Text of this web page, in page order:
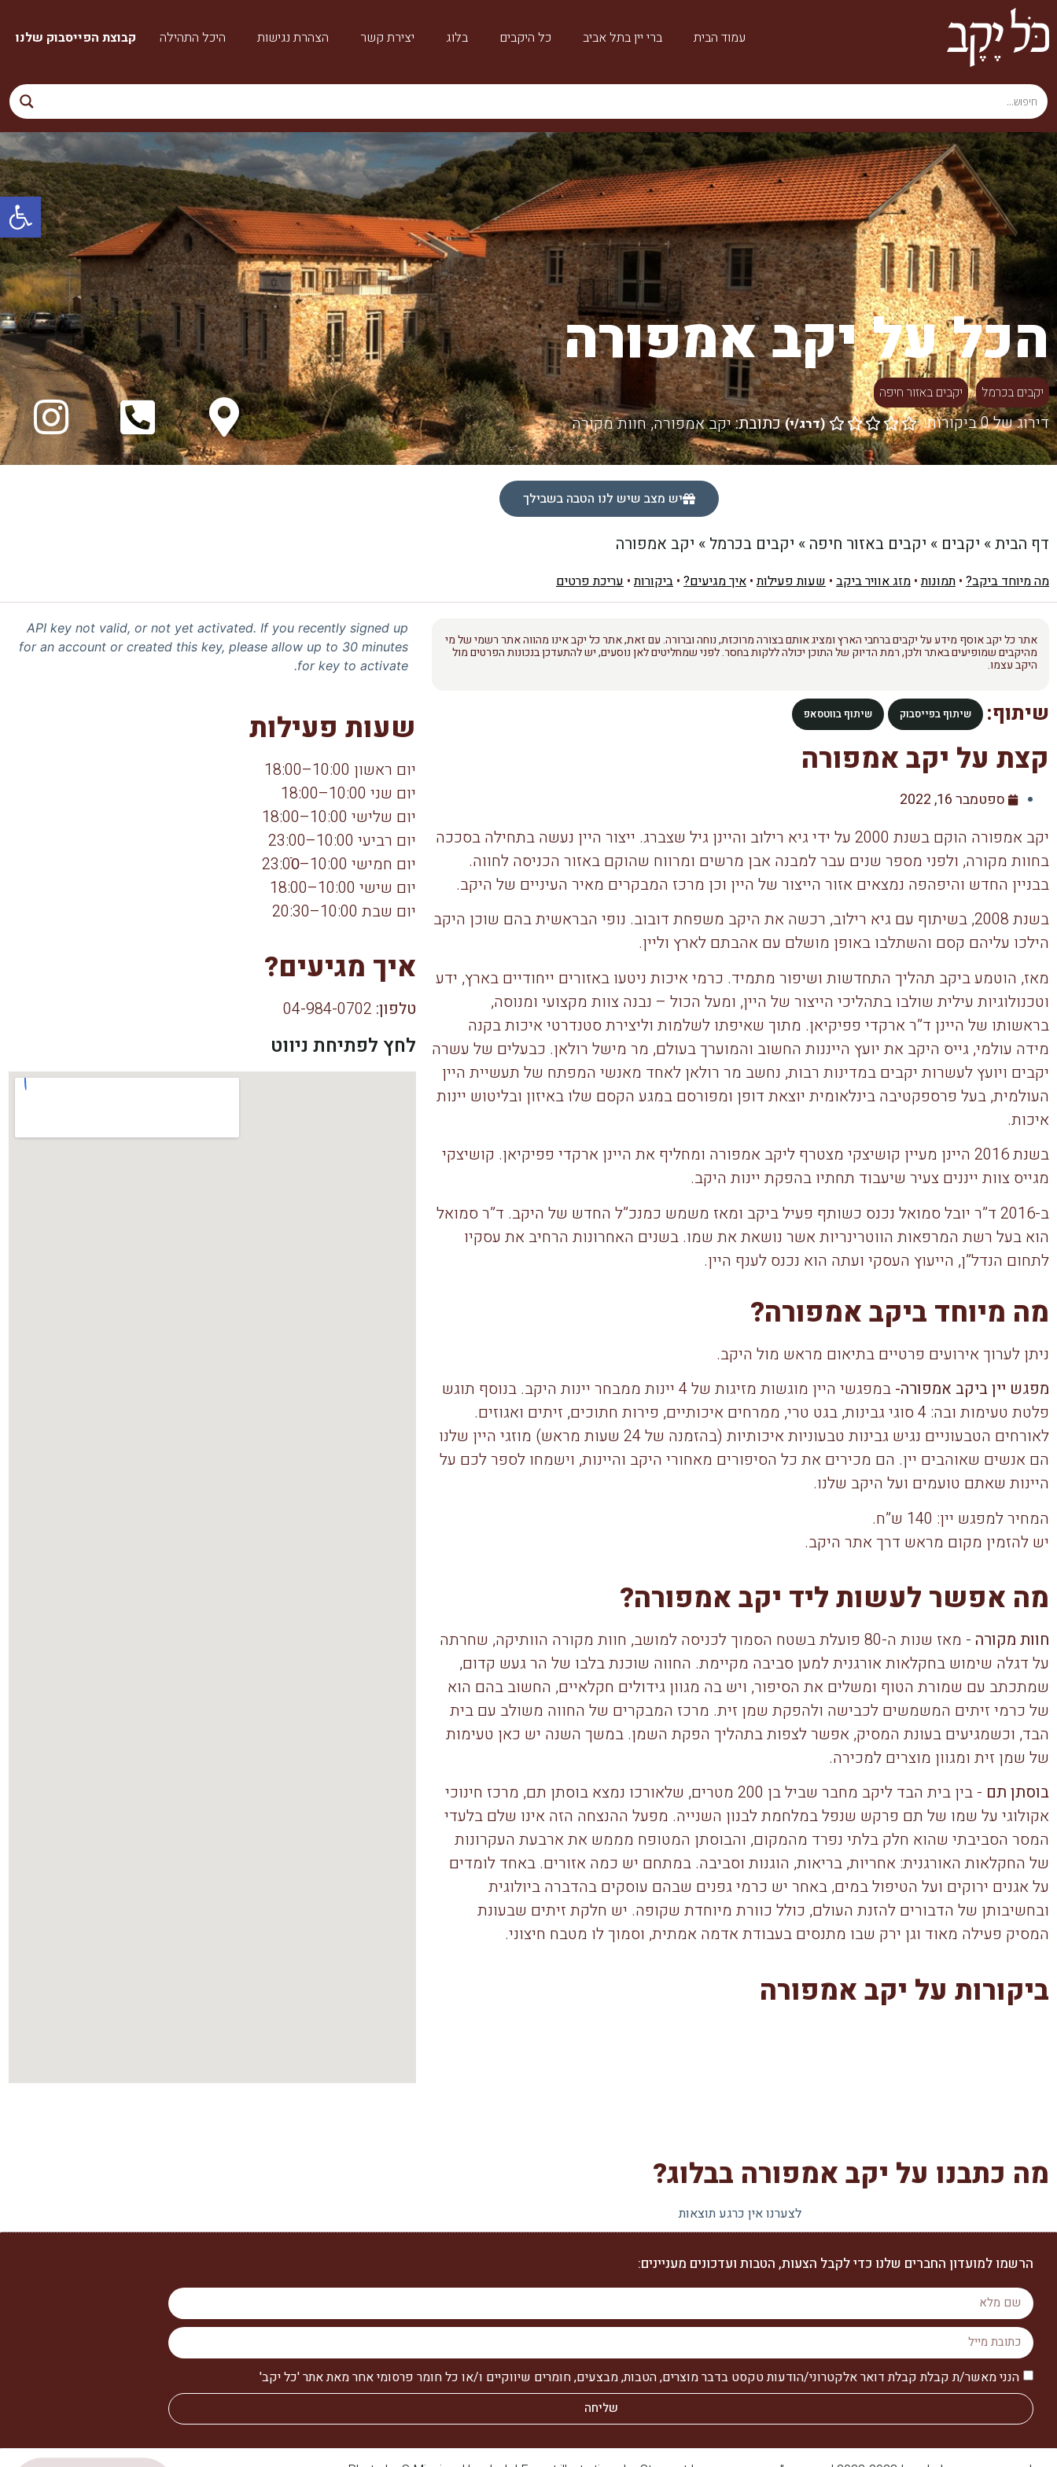
עמוד הבית ברי יין בתל אביב כל היקבים בלוג יצירת קשר הצהרת נגישות היכל התהילה קבוצת הפייסבוק שלנו
הכל על יקב אמפורה
יקבים בכרמל יקבים באזור חיפה
דירוג של 0 ביקורות: 




(דרג/י) כתובת:יקב אמפורה, חוות מקורה
יש מצב שיש לנו הטבה בשבילך
דף הבית» יקבים » יקבים באזור חיפה » יקבים בכרמל » יקב אמפורה
מה מיוחד ביקב? • תמונות• מזג אוויר ביקב • שעות פעילות• איך מגיעים? • ביקורות• עריכת פרטים
אתר כל יקב אוסף מידע על יקבים ברחבי הארץ ומציג אותם בצורה מרוכזת, נוחה וברורה. עם זאת, אתר כל יקב אינו מהווה אתר רשמי של מי
מהיקבים שמופיעים באתר ולכן, רמת הדיוק של התוכן יכולה ללקות בחסר. לפני שמחליטים לאן נוסעים, יש להתעדכן בנכונות הפרטים מול
היקב עצמו.
שיתוף: שיתוף בפייסבוק שיתוף בווטסאפ
קצת על יקב אמפורה
ספטמבר 16, 2022
יקב אמפורה הוקם בשנת 2000 על ידי גיא רילוב והיינן גיל שצברג. ייצור היין נעשה בתחילה בסככה
בחוות מקורה, ולפני מספר שנים עבר למבנה אבן מרשים ומרווח שהוקם באזור הכניסה לחווה.
בבניין החדש והיפהפה נמצאים אזור הייצור של היין וכן מרכז המבקרים מאיר העיניים של היקב.
בשנת 2008, בשיתוף עם גיא רילוב, רכשה את היקב משפחת דובוב. נופי הבראשית בהם שוכן היקב
הילכו עליהם קסם והשתלבו באופן מושלם עם אהבתם לארץ וליין.
מאז, הוטמע ביקב תהליך התחדשות ושיפור מתמיד. כרמי איכות ניטעו באזורים ייחודיים בארץ, ידע
וטכנולוגיות עילית שולבו בתהליכי הייצור של היין, ומעל הכול – נבנה צוות מקצועי ומנוסה,
בראשותו של היינן ד”ר ארקדי פפיקיאן. מתוך שאיפתו לשלמות וליצירת סטנדרטי איכות בקנה
מידה עולמי, גייס היקב את יועץ הייננות החשוב והמוערך בעולם, מר מישל רולאן. כבעלים של עשרה
יקבים ויועץ לעשרות יקבים במדינות רבות, נחשב מר רולאן לאחד מאנשי המפתח של תעשיית היין
העולמית, בעל פרספקטיבה בינלאומית יוצאת דופן ומפורסם במגע הקסם שלו באיזון ובליטוש יינות
איכות.
בשנת 2016 היינן מעיין קושיצקי מצטרף ליקב אמפורה ומחליף את היינן ארקדי פפיקיאן. קושיצקי
מגייס צוות ייננים צעיר שיעבוד תחתיו בהפקת יינות היקב.
ב-2016 ד”ר יובל סמואל נכנס כשותף פעיל ביקב ומאז משמש כמנכ”ל החדש של היקב. ד”ר סמואל
הוא בעל רשת המרפאות הווטרינריות אשר נושאת את שמו. בשנים האחרונות הרחיב את עסקיו
לתחום הנדל”ן, הייעוץ העסקי ועתה הוא נכנס לענף היין.
מה מיוחד ביקב אמפורה?
ניתן לערוך אירועים פרטיים בתיאום מראש מול היקב.
מפגש יין ביקב אמפורה-
במפגשי היין מוגשות מזיגות של 4 יינות ממבחר יינות היקב. בנוסף תוגש
פלטת טעימות ובה: 4 סוגי גבינות, בגט טרי, ממרחים איכותיים, פירות חתוכים, זיתים ואגוזים.
לאורחים הטבעוניים נגיש גבינות טבעוניות איכותיות (בהזמנה של 24 שעות מראש) מוזגי היין שלנו
הם אנשים שאוהבים יין. הם מכירים את כל הסיפורים מאחורי היקב והיינות, וישמחו לספר לכם על
היינות שאתם טועמים ועל היקב שלנו.
המחיר למפגש יין: 140 ש”ח.
יש להזמין מקום מראש דרך אתר היקב.
מה אפשר לעשות ליד יקב אמפורה?
חוות מקורה
- מאז שנות ה-80 פועלת בשטח הסמוך לכניסה למושב, חוות מקורה הוותיקה, שחרתה
על דגלה שימוש בחקלאות אורגנית למען סביבה מקיימת. החווה שוכנת בלבו של הר געש קדום,
שמתכתב עם שמורת הטוף ומשלים את הסיפור, ויש בה מגוון גידולים חקלאיים, החשוב בהם הוא
של כרמי זיתים המשמשים לכבישה ולהפקת שמן זית. מרכז המבקרים של החווה משולב עם בית
הבד, וכשמגיעים בעונת המסיק, אפשר לצפות בתהליך הפקת השמן. במשך השנה יש כאן טעימות
של שמן זית ומגוון מוצרים למכירה.
בוסתן תם
- בין בית הבד ליקב מחבר שביל בן 200 מטרים, שלאורכו נמצא בוסתן תם, מרכז חינוכי
אקולוגי על שמו של תם פרקש שנפל במלחמת לבנון השנייה. מפעל ההנצחה הזה אינו שלם בלעדי
המסר הסביבתי שהוא חלק בלתי נפרד מהמקום, והבוסתן המטופח מממש את ארבעת העקרונות
של החקלאות האורגנית: אחריות, בריאות, הוגנות וסביבה. במתחם יש כמה אזורים. באחד לומדים
על אגנים ירוקים ועל הטיפול במים, באחר יש כרמי גפנים שבהם עוסקים בהדברה ביולוגית
ובחשיבותן של הדבורים להזנת העולם, כולל כוורת מיוחדת שקופה. יש חלקת זיתים שבעונת
המסיק פעילה מאוד וגן ירק שבו מתנסים בעבודת אדמה אמתית, וסמוך לו מטבח חיצוני.
ביקורות על יקב אמפורה
מה כתבנו על יקב אמפורה בבלוג?
לצערנו אין כרגע תוצאות
API key not valid, or not yet activated. If you recently signed up
for an account or created this key, please allow up to 30 minutes
for key to activate.
שעות פעילות
יום ראשון 10:00–18:00
יום שני 10:00–18:00
יום שלישי 10:00–18:00
יום רביעי 10:00–23:00
יום חמישי 10:00–23:00ֿ
יום שישי 10:00–18:00
יום שבת 10:00–20:30
איך מגיעים?
טלפון:
לחץ לפתיחת ניווט
הרשמו למועדון החברים שלנו כדי לקבל הצעות, הטבות ועדכונים מעניינים:
הנני מאשר/ת קבלת קבלת דואר אלקטרוני/הודעות טקסט בדבר מוצרים, הטבות, מבצעים, חומרים שיווקיים ו/או כל חומר פרסומי אחר מאת אתר 'כל יקב'
שליחה
פתח